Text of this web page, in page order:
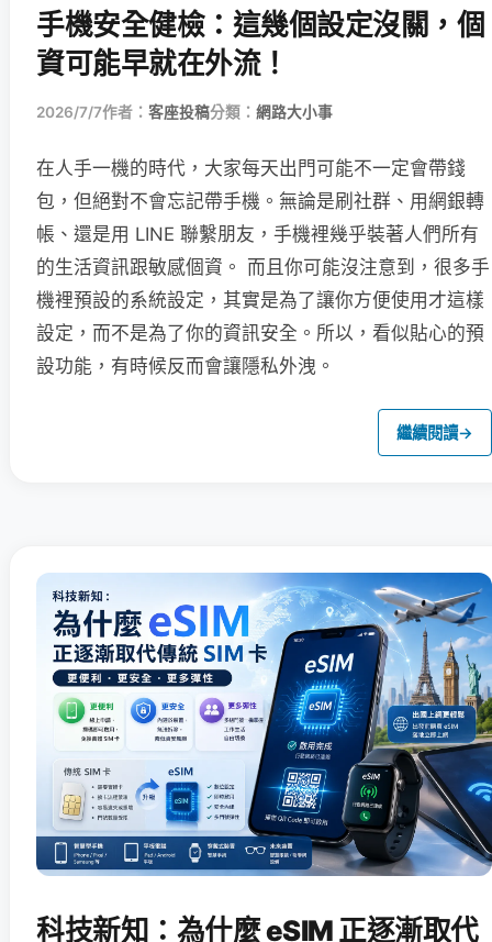
手機安全健檢：這幾個設定沒關，個
資可能早就在外流！
2026/7/7作者： 客座投稿分類： 網路大小事
在人手一機的時代，大家每天出門可能不一定會帶錢
包，但絕對不會忘記帶手機。無論是刷社群、用網銀轉
帳、還是用 LINE 聯繫朋友，手機裡幾乎裝著人們所有
的生活資訊跟敏感個資。 而且你可能沒注意到，很多手
機裡預設的系統設定，其實是為了讓你方便使用才這樣
設定，而不是為了你的資訊安全。所以，看似貼心的預
設功能，有時候反而會讓隱私外洩。
繼續閱讀→
科技新知：為什麼 eSIM 正逐漸取代